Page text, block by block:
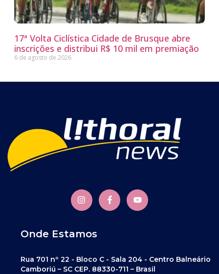
17ª Volta Ciclística Cidade de Brusque abre
inscrições e distribui R$ 10 mil em premiação
6 de agosto de 2026
Onde Estamos
Rua 701 nº 22 - Bloco C - Sala 204 - Centro Balneário
Camboriú – SC CEP. 88330-711 – Brasil